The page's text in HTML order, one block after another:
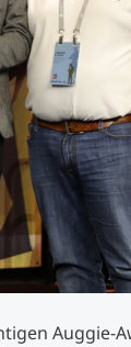
Auggie-